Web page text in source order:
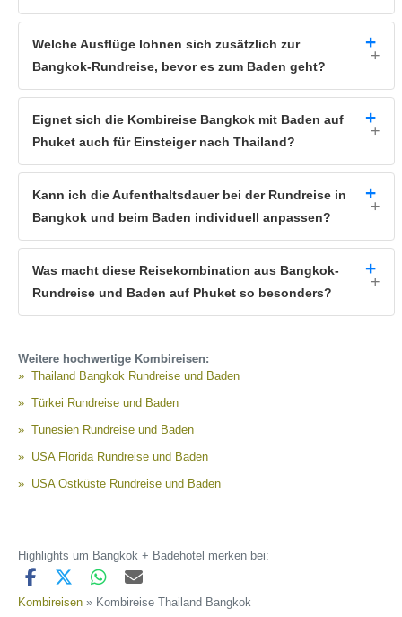
Welche Ausflüge lohnen sich zusätzlich zur
Bangkok-Rundreise, bevor es zum Baden geht?
Eignet sich die Kombireise Bangkok mit Baden auf
Phuket auch für Einsteiger nach Thailand?
Kann ich die Aufenthaltsdauer bei der Rundreise in
Bangkok und beim Baden individuell anpassen?
Was macht diese Reisekombination aus Bangkok-
Rundreise und Baden auf Phuket so besonders?
Weitere hochwertige Kombireisen:
Thailand Bangkok Rundreise und Baden
Türkei Rundreise und Baden
Tunesien Rundreise und Baden
USA Florida Rundreise und Baden
USA Ostküste Rundreise und Baden
Highlights um Bangkok + Badehotel merken bei:
Kombireisen » Kombireise Thailand Bangkok